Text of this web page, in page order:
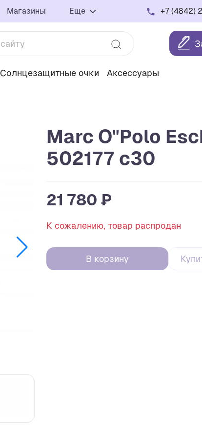
Магазины Еще +7 (4842)
Солнцезащитные очки Аксессуары
Marc O"Polo
502177 с30
21 780 ₽
К сожалению, товар распродан
В корзину